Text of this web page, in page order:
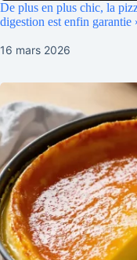
De plus en plus chic, la
digestion est enfin garantie
16 mars 2026